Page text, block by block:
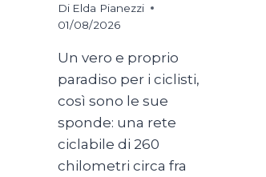
Di Elda Pianezzi
01/08/2026
Un vero e proprio
paradiso per i ciclisti,
così sono le sue
sponde: una rete
ciclabile di 260
chilometri circa fra